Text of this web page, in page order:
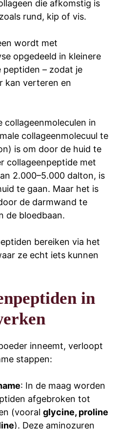
die afkomstig is
rund, kip of vis.
wordt met
opgedeeld in kleinere
peptiden – zodat je
kan verteren en
in
collageenmolecuul te
is om door de huid te
collageenpeptide met
2.000–5.000 dalton, is
te gaan. Maar het is
de darmwand te
de bloedbaan.
bereiken via het
ze echt iets kunnen
in
inneemt, verloopt
stappen:
: In de maag worden
afgebroken tot
(vooral glycine, proline
). Deze aminozuren